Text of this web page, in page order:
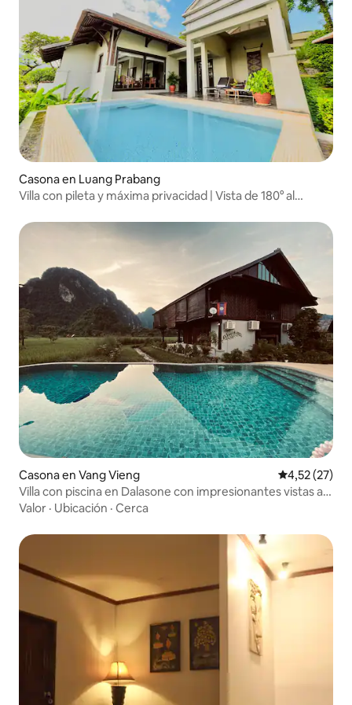
Casona en Luang Prabang
Villa con pileta y máxima privacidad | Vista de 180° al
Casona en Vang Vieng Calificación
4,52 (27)
Villa con piscina en Dalasone con impresionantes vistas a
la montaña
Valor · Ubicación · Cerca